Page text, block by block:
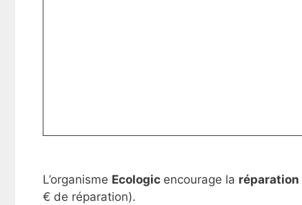
L’organisme Ecologic encourage la réparation
€ de réparation).